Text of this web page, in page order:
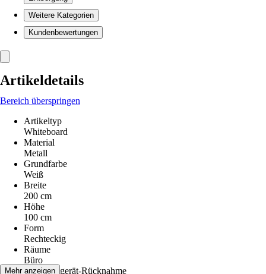
Weitere Kategorien
Kundenbewertungen
Artikeldetails
Bereich überspringen
Artikeltyp
Whiteboard
Material
Metall
Grundfarbe
Weiß
Breite
200 cm
Höhe
100 cm
Form
Rechteckig
Räume
Büro
Elektroaltgerät-Rücknahme
Mehr anzeigen